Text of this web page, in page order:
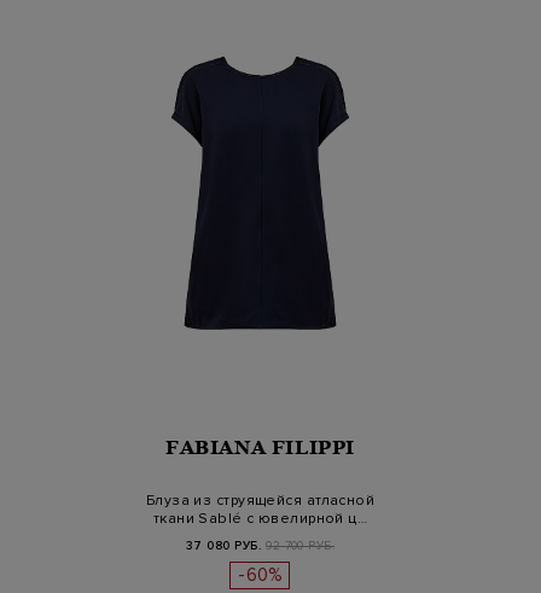
FABIANA FILIPPI
Блуза из струящейся атласной
ткани Sablé с ювелирной ц…
37 080 РУБ. 92 700 РУБ.
-60%